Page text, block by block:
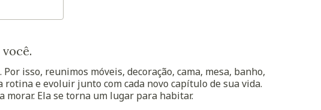
isso, reunimos móveis, decoração, cama, mesa, banho,
e evoluir junto com cada novo capítulo de sua vida.
morar. Ela se torna um lugar para habitar.